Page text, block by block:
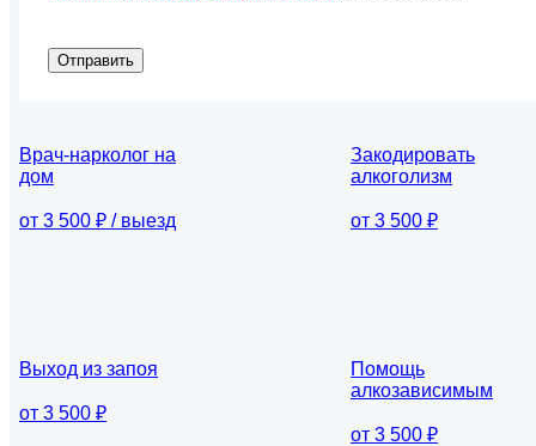
Отправить
Врач-нарколог на
дом
от 3 500 ₽ / выезд
Закодировать
алкоголизм
от 3 500 ₽
Выход из запоя
от 3 500 ₽
Помощь
алкозависимым
от 3 500 ₽